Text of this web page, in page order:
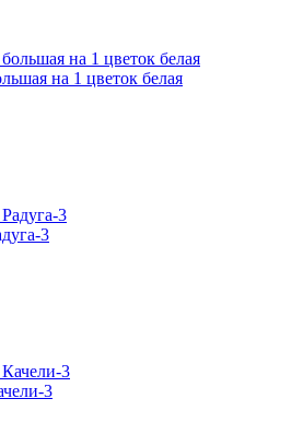
на 1 цветок белая
3
3